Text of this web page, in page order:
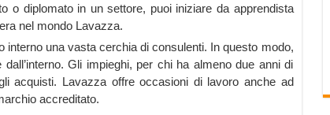
o diplomato in un settore, puoi iniziare da apprendista
nel mondo Lavazza.
interno una vasta cerchia di consulenti. In questo modo,
Gli impieghi, per chi ha almeno due anni di
acquisti. Lavazza offre occasioni di lavoro anche ad
accreditato.